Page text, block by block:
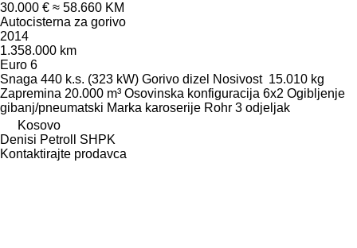
30.000 € ≈ 58.660 KM
Autocisterna za gorivo
2014
1.358.000 km
Euro 6
Snaga 440 k.s. (323 kW) Gorivo dizel Nosivost 15.010 kg
Zapremina 20.000 m³ Osovinska konfiguracija 6x2 Ogibljenje
gibanj/pneumatski Marka karoserije Rohr 3 odjeljak
Kosovo
Denisi Petroll SHPK
Kontaktirajte prodavca